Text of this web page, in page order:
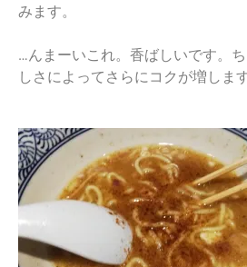
みます。
…んまーいこれ。香ばしいです。
しさによってさらにコクが増します